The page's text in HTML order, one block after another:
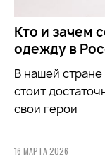
Кто и зачем
одежду в
В нашей
стоит
свои герои
16 МАРТА 2026